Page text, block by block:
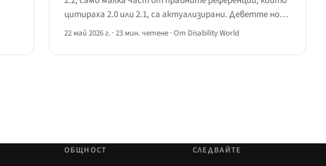
цитираха 2.0 или 2.1, са актуализирани. Деветте нови
критерия за успех са там, където разривът се вижда
повтарящо се въвеждане, достъпна автентикация.
22 май 2026 г. ·23 мин. четене ·От Disability World
ОБЩНОСТ СЛЕДВАЙТЕ